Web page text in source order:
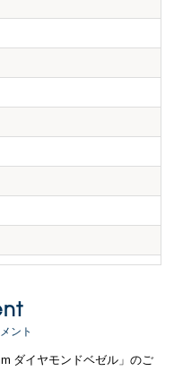
ント
ダイヤモンドベゼル」のご